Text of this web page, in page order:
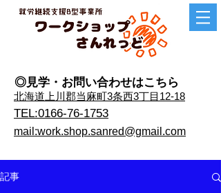
◎見学・​お問い合わせはこちら
​北海道上川郡当麻町3条西3丁目12-18
TEL:0166-76-1753
mail:work.shop.sanred@gmail.com
記事